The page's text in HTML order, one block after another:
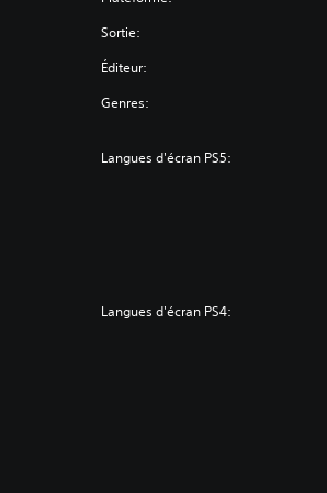
Sortie:
Éditeur:
Genres:
Langues d'écran PS5:
Langues d'écran PS4: